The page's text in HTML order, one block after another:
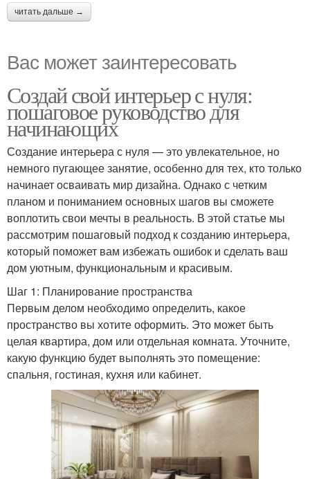
читать дальше →
Вас может заинтересовать
Создай свой интерьер с нуля:
пошаговое руководство для
начинающих
Создание интерьера с нуля — это увлекательное, но
немного пугающее занятие, особенно для тех, кто только
начинает осваивать мир дизайна. Однако с четким
планом и пониманием основных шагов вы сможете
воплотить свои мечты в реальность. В этой статье мы
рассмотрим пошаговый подход к созданию интерьера,
который поможет вам избежать ошибок и сделать ваш
дом уютным, функциональным и красивым.
Шаг 1: Планирование пространства
Первым делом необходимо определить, какое
пространство вы хотите оформить. Это может быть
целая квартира, дом или отдельная комната. Уточните,
какую функцию будет выполнять это помещение:
спальня, гостиная, кухня или кабинет.